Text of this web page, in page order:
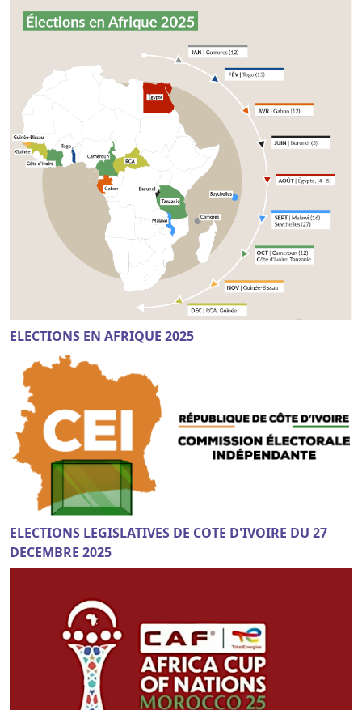
ELECTIONS EN AFRIQUE 2025
ELECTIONS LEGISLATIVES DE COTE D'IVOIRE DU 27
DECEMBRE 2025